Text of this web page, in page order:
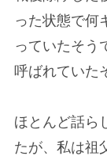
った状態で何
っていたそう
呼ばれていた
ほとんど話ら
たが、私は祖